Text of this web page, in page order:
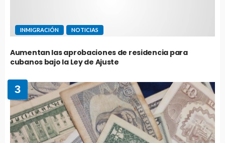
INMIGRACIÓN NOTICIAS
Aumentan las aprobaciones de residencia para
cubanos bajo la Ley de Ajuste
3